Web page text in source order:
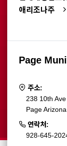
애리조나주
Page
주소:
238 10th Ave
Page Arizona
연락처:
928-645-